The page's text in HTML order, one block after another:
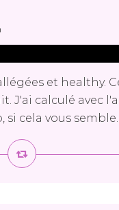
et healthy.
J'ai calculé avec
cela vous